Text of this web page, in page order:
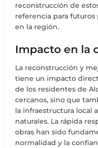
reconstrucción de
referencia para
en la región.
Impacto en la
La reconstrucción y
tiene un impacto
de los residentes de
cercanos, sino que
la infraestructura local
naturales. La rápida
obras han sido
normalidad y la